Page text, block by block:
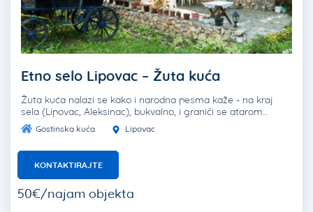
Etno selo Lipovac – Žuta kuća
Žuta kuća nalazi se kako i narodna pesma kaže - na kraj
sela (Lipovac, Aleksinac), bukvalno, i graniči se atarom…
Gostinska kuća Lipovac
KONTAKTIRAJTE
50€/najam objekta